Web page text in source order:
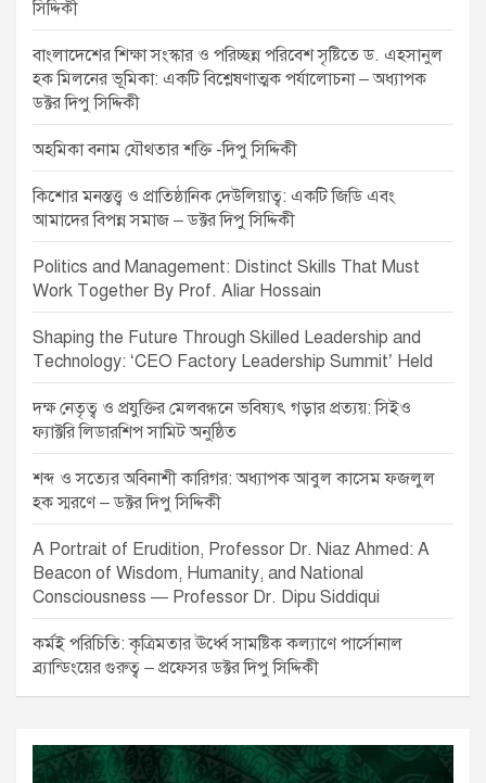
সিদ্দিকী
বাংলাদেশের শিক্ষা সংস্কার ও পরিচ্ছন্ন পরিবেশ সৃষ্টিতে ড. এহসানুল
হক মিলনের ভূমিকা: একটি বিশ্লেষণাত্মক পর্যালোচনা – অধ্যাপক
ডক্টর দিপু সিদ্দিকী
অহমিকা বনাম যৌথতার শক্তি -দিপু সিদ্দিকী
কিশোর মনস্তত্ত্ব ও প্রাতিষ্ঠানিক দেউলিয়াত্ব: একটি জিডি এবং
আমাদের বিপন্ন সমাজ – ডক্টর দিপু সিদ্দিকী
Politics and Management: Distinct Skills That Must
Work Together By Prof. Aliar Hossain
Shaping the Future Through Skilled Leadership and
Technology: ‘CEO Factory Leadership Summit’ Held
দক্ষ নেতৃত্ব ও প্রযুক্তির মেলবন্ধনে ভবিষ্যৎ গড়ার প্রত্যয়: সিইও
ফ্যাক্টরি লিডারশিপ সামিট অনুষ্ঠিত
শব্দ ও সত্যের অবিনাশী কারিগর: অধ্যাপক আবুল কাসেম ফজলুল
হক স্মরণে – ডক্টর দিপু সিদ্দিকী
A Portrait of Erudition, Professor Dr. Niaz Ahmed: A
Beacon of Wisdom, Humanity, and National
Consciousness — Professor Dr. Dipu Siddiqui
কর্মই পরিচিতি: কৃত্রিমতার ঊর্ধ্বে সামষ্টিক কল্যাণে পার্সোনাল
ব্র্যান্ডিংয়ের গুরুত্ব – প্রফেসর ডক্টর দিপু সিদ্দিকী